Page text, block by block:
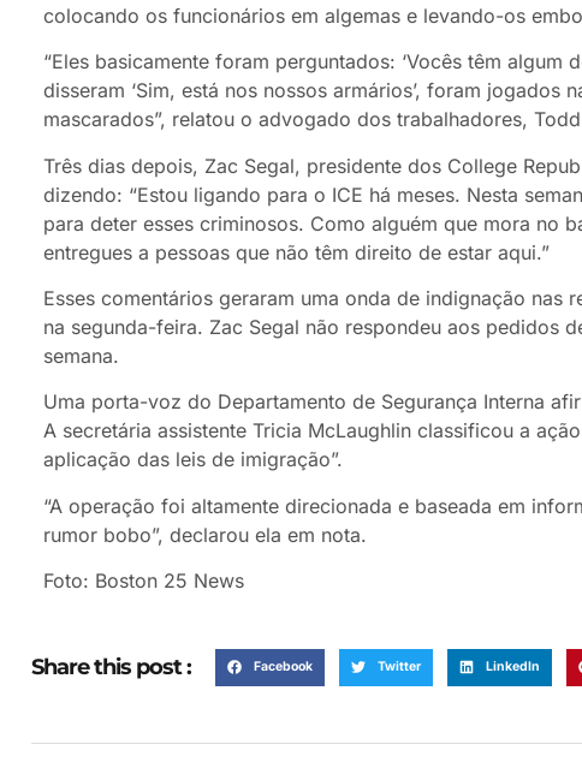
colocando os funcionários em algemas e levando-os
“Eles basicamente foram perguntados: ‘Vocês têm algum
disseram ‘Sim, está nos nossos armários’, foram jogados
mascarados”, relatou o advogado dos trabalhadores,
Três dias depois, Zac Segal, presidente dos College
dizendo: “Estou ligando para o ICE há meses. Nesta
para deter esses criminosos. Como alguém que mora no
entregues a pessoas que não têm direito de estar aqui.”
Esses comentários geraram uma onda de indignação nas
na segunda-feira. Zac Segal não respondeu aos pedidos
semana.
Uma porta-voz do Departamento de Segurança Interna
A secretária assistente Tricia McLaughlin classificou a
aplicação das leis de imigração”.
“A operação foi altamente direcionada e baseada em
rumor bobo”, declarou ela em nota.
Foto: Boston 25 News
Share this post : Facebook Twitter LinkedIn